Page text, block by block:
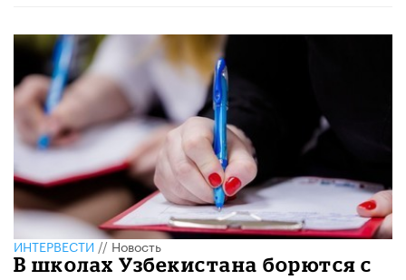
ИНТЕРВЕСТИ//Новость
В школах Узбекистана борются с